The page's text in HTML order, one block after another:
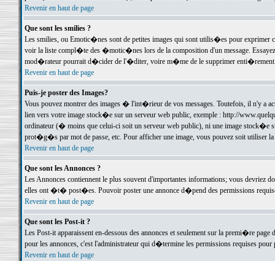
Revenir en haut de page
Que sont les smilies ?
Les smilies, ou Emotic�nes sont de petites images qui sont utilis�es pour exprimer
voir la liste compl�te des �motic�nes lors de la composition d'un message.
mod�rateur pourrait d�cider de l'�diter, voire m�me de le supprimer
Revenir en haut de page
Puis-je poster des Images?
Vous pouvez montrer des images � l'int�rieur de vos messages. Toutefois, il n'y a
lien vers votre image stock�e sur un serveur web public, exemple : http://
ordinateur (� moins que celui-ci soit un serveur web public), ni une image stock�e
prot�g�s par mot de passe, etc. Pour afficher une image, vous pouvez soit
Revenir en haut de page
Que sont les Annonces ?
Les Annonces contiennent le plus souvent d'importantes informations; vous devriez
elles ont �t� post�es. Pouvoir poster une annonce d�pend des permissions
Revenir en haut de page
Que sont les Post-it ?
Les Post-it apparaissent en-dessous des annonces et seulement sur la premi�re
pour les annonces, c'est l'administrateur qui d�termine les permissions requises pour
Revenir en haut de page